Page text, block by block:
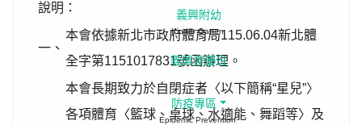
說明：
一、
本會依據新北市政府體育局115.06.04新北體
全字第1151017831號函辦理。
本會長期致力於自閉症者〈以下簡稱“星兒”〉
各項體育〈籃球、桌球、水適能、舞蹈等〉及
義興附幼
Kinder Garten
義興資優班
防疫專區
Epidemic Prevention